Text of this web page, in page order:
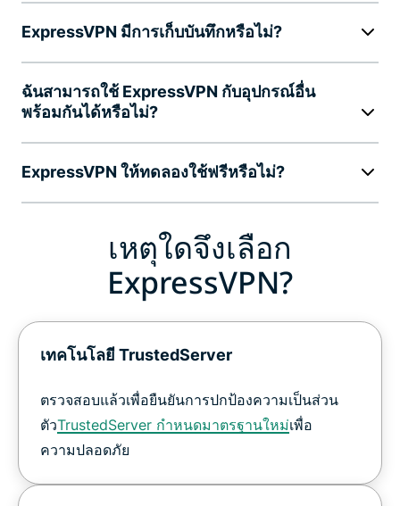
ExpressVPN มีการเก็บบันทึกหรือไม่?
ฉันสามารถใช้ ExpressVPN กับอุปกรณ์อื่น
พร้อมกันได้หรือไม่?
ExpressVPN ให้ทดลองใช้ฟรีหรือไม่?
เหตุใดจึงเลือก
ExpressVPN?
เทคโนโลยี TrustedServer
ตรวจสอบแล้วเพื่อยืนยันการปกป้องความเป็นส่วน
ตัวTrustedServer กำหนดมาตรฐานใหม่เพื่อ
ความปลอดภัย